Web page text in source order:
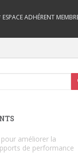
ADHÉRENT
pour améliorer la
de performance